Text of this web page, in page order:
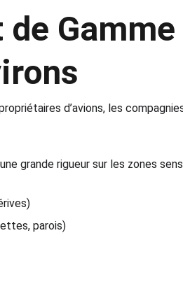
d’avions, les
grande rigueur sur les zones
parois)